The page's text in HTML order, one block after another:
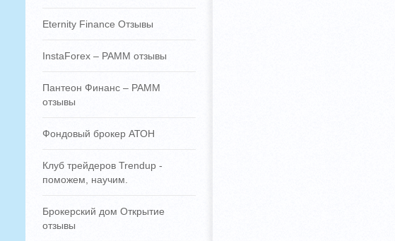
Eternity Finance Отзывы
InstaForex – PAMM отзывы
Пантеон Финанс – PAMM
отзывы
Фондовый брокер АТОН
Клуб трейдеров Trendup -
поможем, научим.
Брокерский дом Открытие
отзывы